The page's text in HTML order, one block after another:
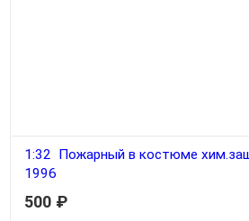
1:32 Пожарный в костюме
1996
500 ₽